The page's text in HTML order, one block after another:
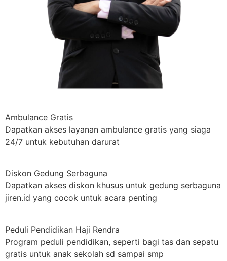
Ambulance Gratis
Dapatkan akses layanan ambulance gratis yang siaga
24/7 untuk kebutuhan darurat
Diskon Gedung Serbaguna
Dapatkan akses diskon khusus untuk gedung serbaguna
jiren.id yang cocok untuk acara penting
Peduli Pendidikan Haji Rendra
Program peduli pendidikan, seperti bagi tas dan sepatu
gratis untuk anak sekolah sd sampai smp